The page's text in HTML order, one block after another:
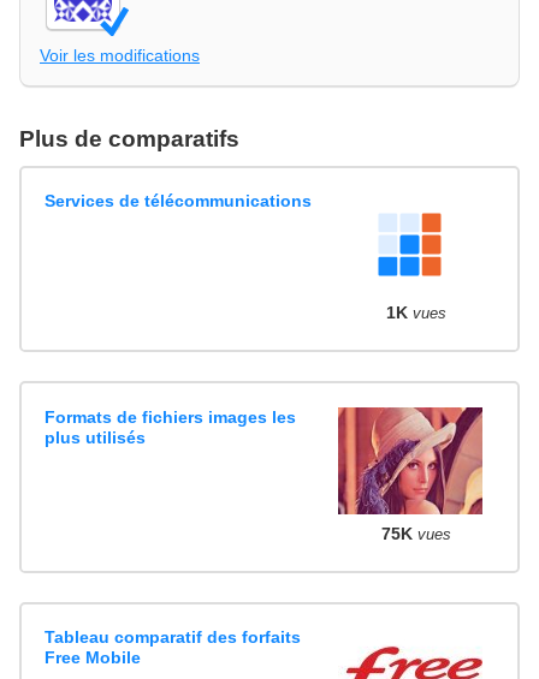
Voir les modifications
Plus de comparatifs
Services de télécommunications
1K vues
Formats de fichiers images les
plus utilisés
75K vues
Tableau comparatif des forfaits
Free Mobile